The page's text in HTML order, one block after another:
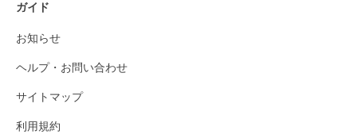
ガイド
お知らせ
ヘルプ・お問い合わせ
サイトマップ
利用規約